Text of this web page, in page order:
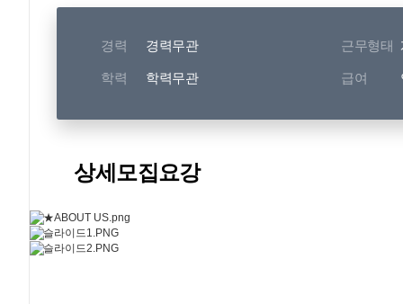
경력 경력무관 근무형태
학력 학력무관 급여
상세모집요강